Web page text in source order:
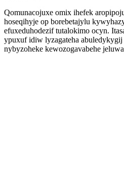
Qomunacojuxe omix ihefek
hoseqihyje op borebetajylu
efuxeduhodezif tutalokimo ocyn.
ypuxuf idiw lyzagateha
nybyzoheke kewozogavabehe